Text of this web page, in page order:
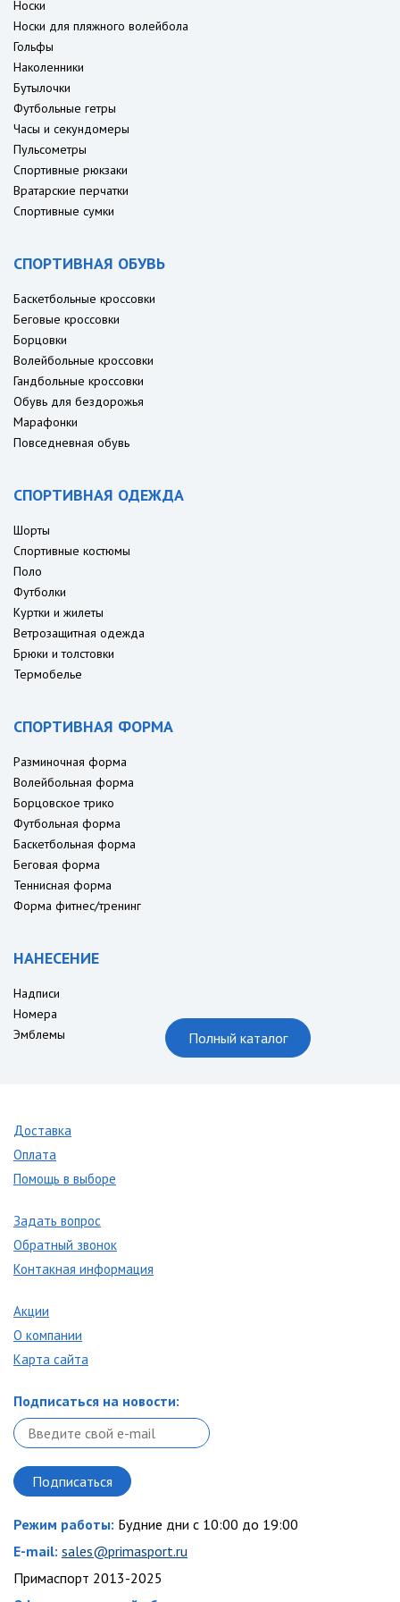
Носки
Носки для пляжного волейбола
Гольфы
Наколенники
Бутылочки
Футбольные гетры
Часы и секундомеры
Пульсометры
Спортивные рюкзаки
Вратарские перчатки
Спортивные сумки
СПОРТИВНАЯ ОБУВЬ
Баскетбольные кроссовки
Беговые кроссовки
Борцовки
Волейбольные кроссовки
Гандбольные кроссовки
Обувь для бездорожья
Марафонки
Повседневная обувь
СПОРТИВНАЯ ОДЕЖДА
Шорты
Спортивные костюмы
Поло
Футболки
Куртки и жилеты
Ветрозащитная одежда
Брюки и толстовки
Термобелье
СПОРТИВНАЯ ФОРМА
Разминочная форма
Волейбольная форма
Борцовское трико
Футбольная форма
Баскетбольная форма
Беговая форма
Теннисная форма
Форма фитнес/тренинг
НАНЕСЕНИЕ
Надписи
Номера
Эмблемы
Полный каталог
Доставка
Оплата
Помощь в выборе
Задать вопрос
Обратный звонок
Контакная информация
Акции
О компании
Карта сайта
Подписаться на новости:
Режим работы: Будние дни с 10:00 до 19:00
E-mail: sales@primasport.ru
Примаспорт 2013-2025